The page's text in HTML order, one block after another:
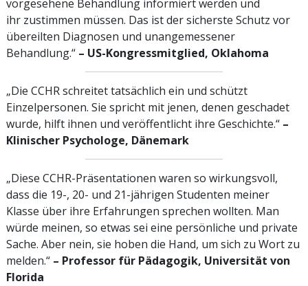
vorgesehene Behandlung informiert werden und
ihr zustimmen müssen. Das ist der sicherste Schutz vor
übereilten Diagnosen und unangemessener
Behandlung.“ – US-Kongressmitglied, Oklahoma
„Die CCHR schreitet tatsächlich ein und schützt
Einzelpersonen. Sie spricht mit jenen, denen geschadet
wurde, hilft ihnen und veröffentlicht ihre Geschichte.“ –
Klinischer Psychologe, Dänemark
„Diese CCHR-Präsentationen waren so wirkungsvoll,
dass die 19-, 20- und 21-jährigen Studenten meiner
Klasse über ihre Erfahrungen sprechen wollten. Man
würde meinen, so etwas sei eine persönliche und private
Sache. Aber nein, sie hoben die Hand, um sich zu Wort zu
melden.“ – Professor für Pädagogik, Universität von
Florida